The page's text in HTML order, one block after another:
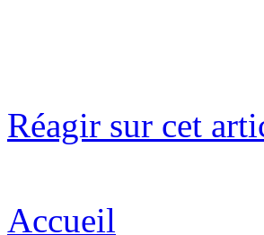
Réagir sur cet
Accueil